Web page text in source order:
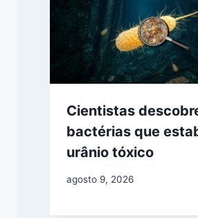
Cientistas
bactérias que
urânio tóxico
agosto 9, 2026